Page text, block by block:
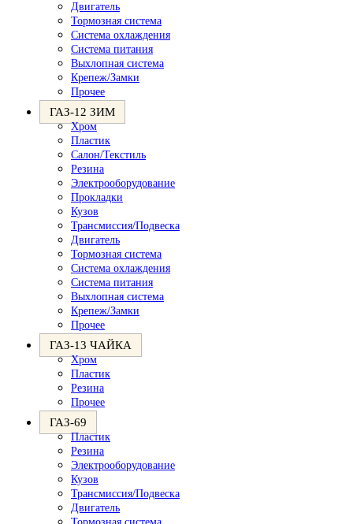
Двигатель
Тормозная система
Система охлаждения
Система питания
Выхлопная система
Крепеж/Замки
Прочее
ГАЗ-12 ЗИМ
Хром
Пластик
Салон/Текстиль
Резина
Электрооборудование
Прокладки
Кузов
Трансмиссия/Подвеска
Двигатель
Тормозная система
Система охлаждения
Система питания
Выхлопная система
Крепеж/Замки
Прочее
ГАЗ-13 ЧАЙКА
Хром
Пластик
Резина
Прочее
ГАЗ-69
Пластик
Резина
Электрооборудование
Кузов
Трансмиссия/Подвеска
Двигатель